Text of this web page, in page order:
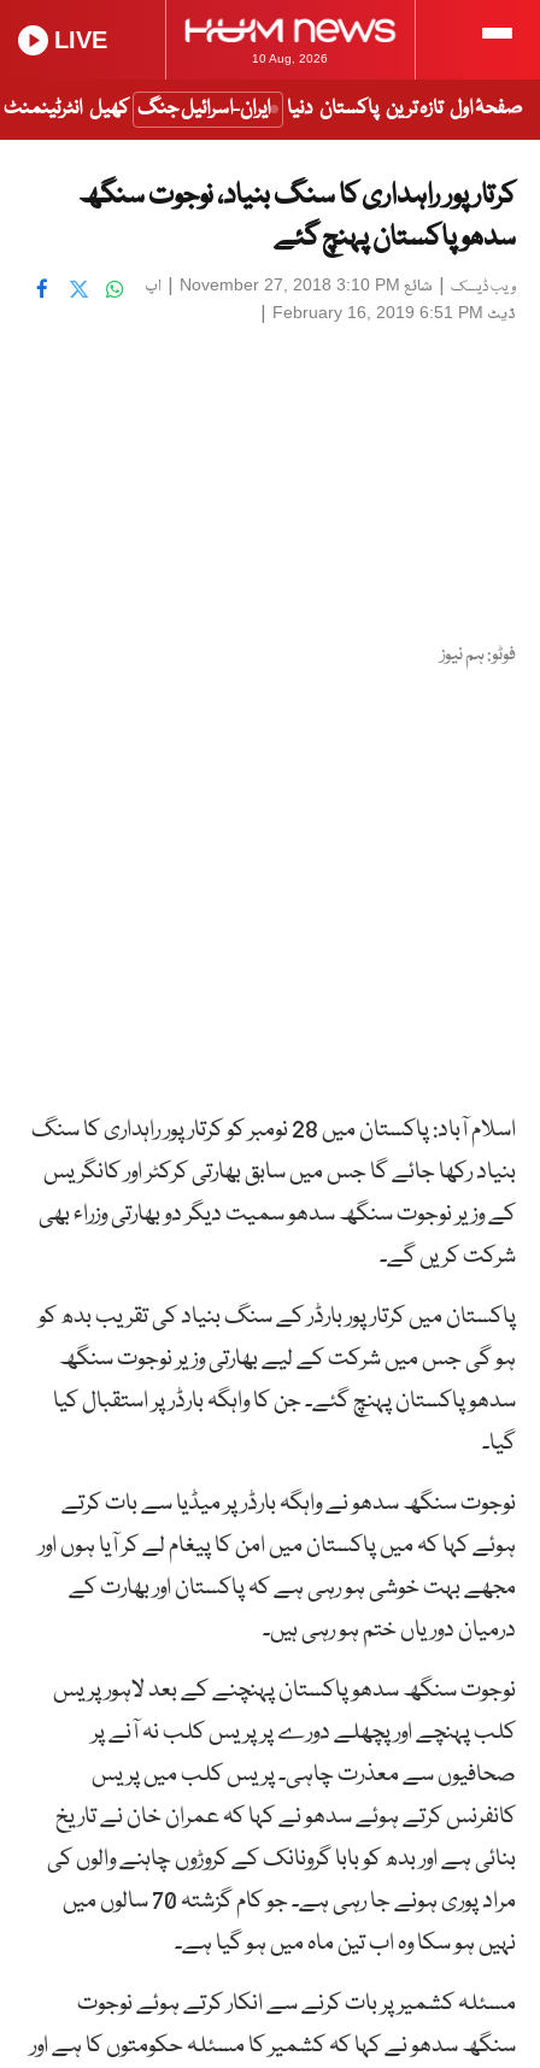
10 Aug, 2026
LIVE
صفحۂ اول تازہ ترین پاکستان دنیا ایران-اسرائیل جنگ کھیل انٹرٹینمنٹ
کرتار پور راہداری کا سنگ بنیاد، نوجوت سنگھ
سدھو پاکستان پہنچ گئے
ویب ڈیسک | شائع November 27, 2018 3:10 PM
| اپ
ڈیٹ February 16, 2019 6:51 PM
|
فوٹو: ہم نیوز
اسلام آباد: پاکستان میں 28 نومبر کو کرتار پور راہداری کا سنگ
بنیاد رکھا جائے گا جس میں سابق بھارتی کرکٹر اور کانگریس
کے وزیر نوجوت سنگھ سدھو سمیت دیگر دو بھارتی وزراء بھی
شرکت کریں گے۔
پاکستان میں کرتار پور بارڈر کے سنگ بنیاد کی تقریب بدھ کو
ہو گی جس میں شرکت کے لیے بھارتی وزیر نوجوت سنگھ
سدھو پاکستان پہنچ گئے۔ جن کا واہگہ بارڈر پر استقبال کیا
گیا۔
نوجوت سنگھ سدھو نے واہگہ بارڈر پر میڈیا سے بات کرتے
ہوئے کہا کہ میں پاکستان میں امن کا پیغام لے کر آیا ہوں اور
مجھے بہت خوشی ہو رہی ہے کہ پاکستان اور بھارت کے
درمیان دوریاں ختم ہو رہی ہیں۔
نوجوت سنگھ سدھو پاکستان پہنچنے کے بعد لاہور پریس
کلب پہنچے اور پچھلے دورے پر پریس کلب نہ آنے پر
صحافیوں سے معذرت چاہی۔ پریس کلب میں پریس
کانفرنس کرتے ہوئے سدھو نے کہا کہ عمران خان نے تاریخ
بنائی ہے اور بدھ کو بابا گرونانک کے کروڑوں چاہنے والوں کی
مراد پوری ہونے جا رہی ہے۔ جو کام گزشتہ 70 سالوں میں
نہیں ہو سکا وہ اب تین ماہ میں ہو گیا ہے۔
مسئلہ کشمیر پر بات کرنے سے انکار کرتے ہوئے نوجوت
سنگھ سدھو نے کہا کہ کشمیر کا مسئلہ حکومتوں کا ہے اور